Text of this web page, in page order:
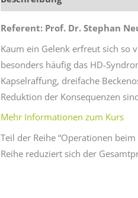
Referent: Prof. Dr. Stephan
Kaum ein Gelenk erfreut sich so
besonders häufig das HD-
Kapselraffung, dreifache
Reduktion der Konsequenzen
Mehr Informationen zum Kurs
Teil der Reihe “Operationen
Reihe reduziert sich der